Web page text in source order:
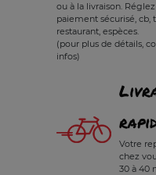
ou à la livraison.
paiement sécurisé, cb,
restaurant, espèces.
(pour plus de détails,
infos)
Votre
chez
30 à 40